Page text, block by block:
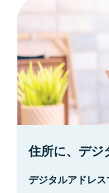
住所に、デジ
デジタルアドレス